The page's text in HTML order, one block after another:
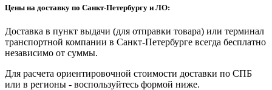
Цены на доставку по Санкт-Петербургу и ЛО:
Доставка в пункт выдачи (для отправки товара) или терминал
транспортной компании в Санкт-Петербурге всегда бесплатно
независимо от суммы.
Для расчета ориентировочной стоимости доставки по СПБ
или в регионы - воспользуйтесь формой ниже.